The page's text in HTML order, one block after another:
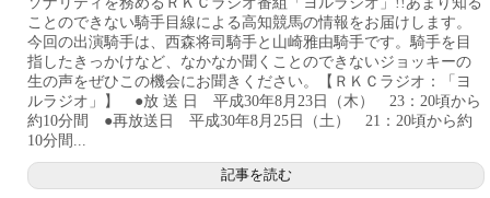
ことのできない騎手目線による高知競馬の情報をお届けします。
今回の出演騎手は、西森将司騎手と山崎雅由騎手です。騎手を目
指したきっかけなど、なかなか聞くことのできないジョッキーの
生の声をぜひこの機会にお聞きください。【ＲＫＣラジオ：「ヨ
ルラジオ」】 ●放 送 日 平成30年8月23日（木） 23：20頃から
約10分間 ●再放送日 平成30年8月25日（土） 21：20頃から約
10分間...
記事を読む